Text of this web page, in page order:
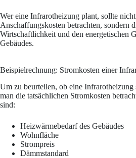
Wer eine Infrarotheizung plant, sollte
Anschaffungskosten betrachten, sondern
Wirtschaftlichkeit und den energetischen
Gebäudes.
Beispielrechnung: Stromkosten einer
Um zu beurteilen, ob eine Infrarotheizung
man die tatsächlichen Stromkosten
sind:
Heizwärmebedarf des Gebäudes
Wohnfläche
Strompreis
Dämmstandard